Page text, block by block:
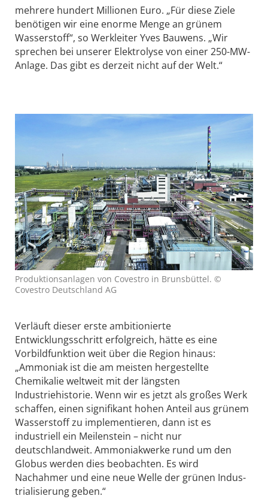
mehrere hundert Millionen Euro. „Für diese Ziele
benötigen wir eine enorme Menge an grünem
Wasserstoff“, so Werkleiter Yves Bauwens. „Wir
sprechen bei unserer Elektrolyse von einer 250-MW-
Anlage. Das gibt es derzeit nicht auf der Welt.“
Produktionsanlagen von Covestro in Brunsbüttel. ©
Covestro Deutschland AG
Verläuft dieser erste ambitionierte
Entwicklungsschritt erfolgreich, hätte es eine
Vorbildfunktion weit über die Region hinaus:
„Ammoniak ist die am meisten hergestellte
Chemikalie weltweit mit der längsten
Industriehistorie. Wenn wir es jetzt als großes Werk
schaffen, einen signifikant hohen Anteil aus grünem
Wasserstoff zu implementieren, dann ist es
industriell ein Meilenstein – nicht nur
deutschlandweit. Ammoniakwerke rund um den
Globus werden dies beobachten. Es wird
Nachahmer und eine neue Welle der grünen Indus­
trialisierung geben.“